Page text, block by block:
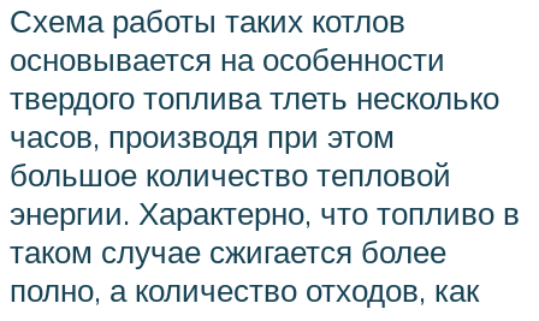
Схема работы таких котлов
основывается на особенности
твердого топлива тлеть несколько
часов, производя при этом
большое количество тепловой
энергии. Характерно, что топливо в
таком случае сжигается более
полно, а количество отходов, как